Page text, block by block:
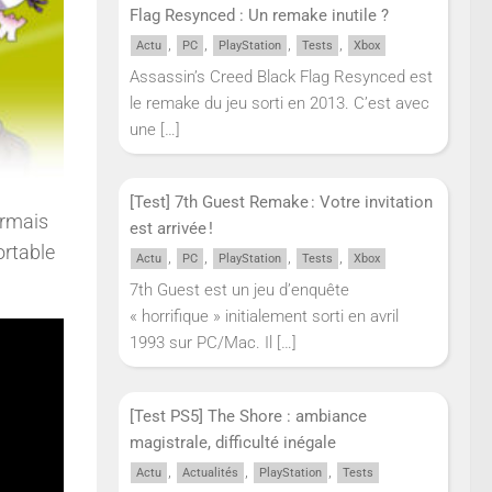
Flag Resynced : Un remake inutile ?
Actu , PC , PlayStation , Tests , Xbox
Assassin’s Creed Black Flag Resynced est
le remake du jeu sorti en 2013. C’est avec
une […]
[Test] 7th Guest Remake : Votre invitation
est arrivée !
Actu , PC , PlayStation , Tests , Xbox
7th Guest est un jeu d’enquête
« horrifique » initialement sorti en avril
1993 sur PC/Mac. Il
[…]
[Test PS5] The Shore : ambiance
magistrale, difficulté inégale
Actu , Actualités , PlayStation , Tests